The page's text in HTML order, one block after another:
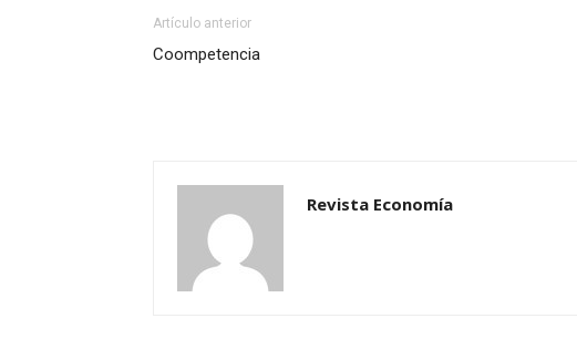
Artículo anterior
Coompetencia
Revista Economía